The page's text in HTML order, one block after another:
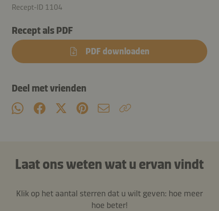
Recept-ID 1104
Recept als PDF
PDF downloaden
Deel met vrienden
Laat ons weten wat u ervan vindt
Klik op het aantal sterren dat u wilt geven: hoe meer
hoe beter!